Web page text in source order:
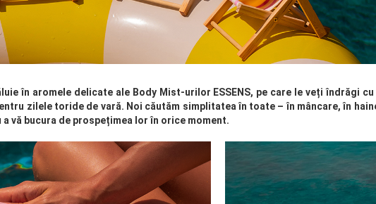
în aromele delicate ale Body Mist-urilor ESSENS, pe care le veți îndrăgi
zilele toride de vară. Noi căutăm simplitatea în toate – în mâncare, în
vă bucura de prospețimea lor în orice moment.